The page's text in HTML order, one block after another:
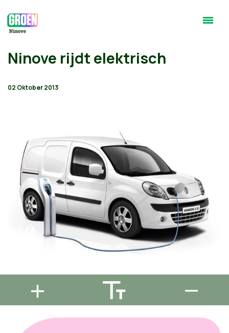
Ninove rijdt elektrisch
02 Oktober 2013